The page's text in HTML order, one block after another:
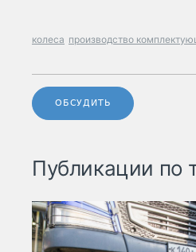
колеса производство
ОБСУДИТЬ
Публикации по